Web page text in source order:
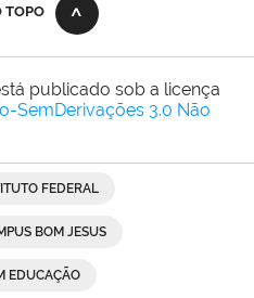
TOPO
publicado sob a licença
SemDerivações 3.0 Não
FEDERAL
BOM JESUS
EDUCAÇÃO